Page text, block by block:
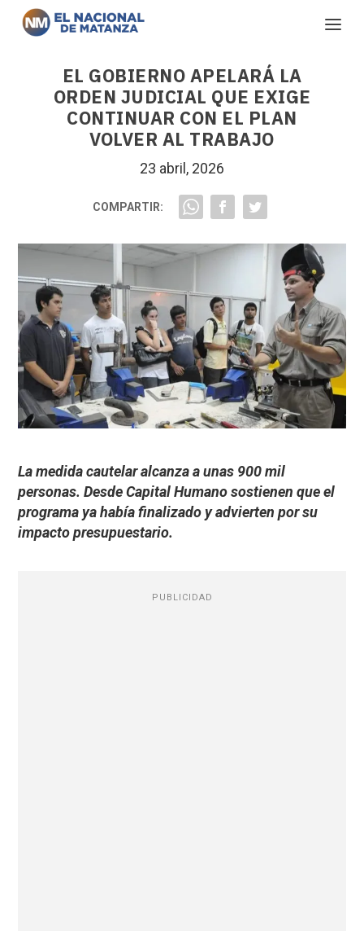
EL GOBIERNO APELARÁ LA
ORDEN JUDICIAL QUE EXIGE
CONTINUAR CON EL PLAN
VOLVER AL TRABAJO
23 abril, 2026
COMPARTIR:
La medida cautelar alcanza a unas 900 mil
personas. Desde Capital Humano sostienen que el
programa ya había finalizado y advierten por su
impacto presupuestario.
PUBLICIDAD